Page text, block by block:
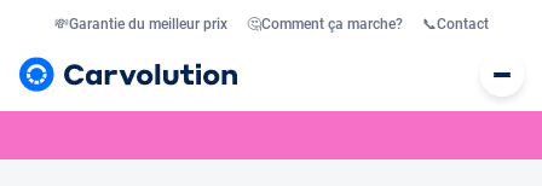
💸Garantie du meilleur prix 🤔Comment ça marche? 📞Contact